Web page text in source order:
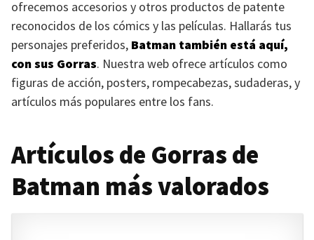
ofrecemos accesorios y otros productos de patente
reconocidos de los cómics y las películas. Hallarás tus
personajes preferidos, Batman también está aquí,
con sus Gorras. Nuestra web ofrece artículos como
figuras de acción, posters, rompecabezas, sudaderas, y
artículos más populares entre los fans.
Artículos de Gorras de
Batman más valorados